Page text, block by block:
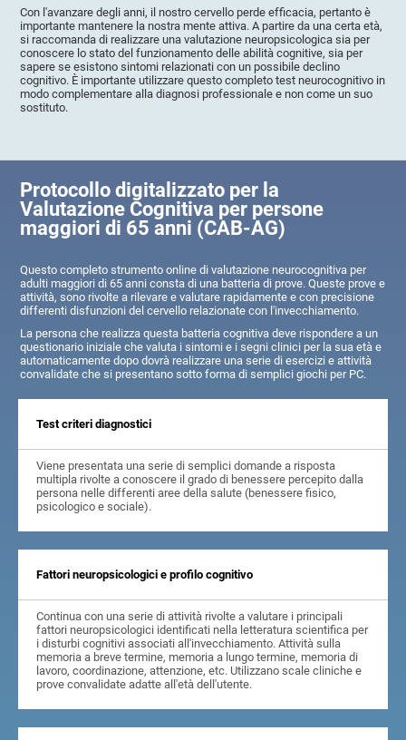
Con l'avanzare degli anni, il nostro cervello perde efficacia, pertanto è
importante mantenere la nostra mente attiva. A partire da una certa età,
si raccomanda di realizzare una valutazione neuropsicologica sia per
conoscere lo stato del funzionamento delle abilità cognitive, sia per
sapere se esistono sintomi relazionati con un possibile declino
cognitivo. È importante utilizzare questo completo test neurocognitivo in
modo complementare alla diagnosi professionale e non come un suo
sostituto.
Protocollo digitalizzato per la
Valutazione Cognitiva per persone
maggiori di 65 anni (CAB-AG)
Questo completo strumento online di valutazione neurocognitiva per
adulti maggiori di 65 anni consta di una batteria di prove. Queste prove e
attività, sono rivolte a rilevare e valutare rapidamente e con precisione
differenti disfunzioni del cervello relazionate con l'invecchiamento.
La persona che realizza questa batteria cognitiva deve rispondere a un
questionario iniziale che valuta i sintomi e i segni clinici per la sua età e
automaticamente dopo dovrà realizzare una serie di esercizi e attività
convalidate che si presentano sotto forma di semplici giochi per PC.
Test criteri diagnostici
Viene presentata una serie di semplici domande a risposta
multipla rivolte a conoscere il grado di benessere percepito dalla
persona nelle differenti aree della salute (benessere fisico,
psicologico e sociale).
Fattori neuropsicologici e profilo cognitivo
Continua con una serie di attività rivolte a valutare i principali
fattori neuropsicologici identificati nella letteratura scientifica per
i disturbi cognitivi associati all'invecchiamento. Attività sulla
memoria a breve termine, memoria a lungo termine, memoria di
lavoro, coordinazione, attenzione, etc. Utilizzano scale cliniche e
prove convalidate adatte all'età dell'utente.